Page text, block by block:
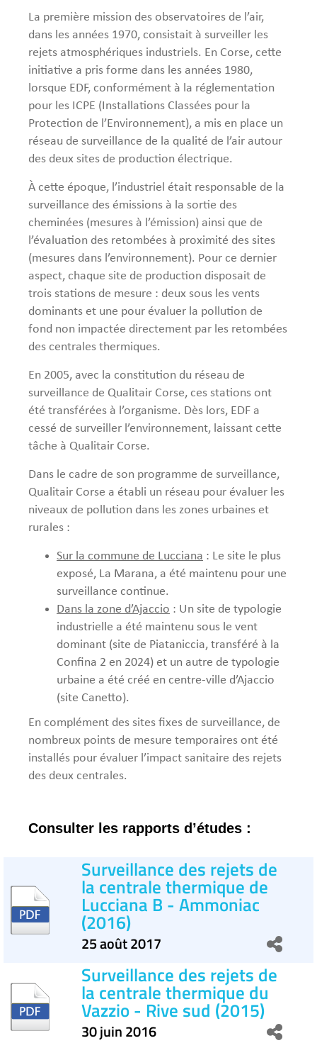
La première mission des observatoires de l’air,
dans les années 1970, consistait à surveiller les
rejets atmosphériques industriels. En Corse, cette
initiative a pris forme dans les années 1980,
lorsque EDF, conformément à la réglementation
pour les ICPE (Installations Classées pour la
Protection de l’Environnement), a mis en place un
réseau de surveillance de la qualité de l’air autour
des deux sites de production électrique.
À cette époque, l’industriel était responsable de la
surveillance des émissions à la sortie des
cheminées (mesures à l’émission) ainsi que de
l’évaluation des retombées à proximité des sites
(mesures dans l’environnement). Pour ce dernier
aspect, chaque site de production disposait de
trois stations de mesure : deux sous les vents
dominants et une pour évaluer la pollution de
fond non impactée directement par les retombées
des centrales thermiques.
En 2005, avec la constitution du réseau de
surveillance de Qualitair Corse, ces stations ont
été transférées à l’organisme. Dès lors, EDF a
cessé de surveiller l’environnement, laissant cette
tâche à Qualitair Corse.
Dans le cadre de son programme de surveillance,
Qualitair Corse a établi un réseau pour évaluer les
niveaux de pollution dans les zones urbaines et
rurales :
Sur la commune de Lucciana : Le site le plus
exposé, La Marana, a été maintenu pour une
surveillance continue.
Dans la zone d’Ajaccio : Un site de typologie
industrielle a été maintenu sous le vent
dominant (site de Piataniccia, transféré à la
Confina 2 en 2024) et un autre de typologie
urbaine a été créé en centre-ville d’Ajaccio
(site Canetto).
En complément des sites fixes de surveillance, de
nombreux points de mesure temporaires ont été
installés pour évaluer l’impact sanitaire des rejets
des deux centrales.
Consulter les rapports d’études :
Surveillance des rejets de
la centrale thermique de
Lucciana B - Ammoniac
(2016)
25 août 2017
Surveillance des rejets de
la centrale thermique du
Vazzio - Rive sud (2015)
30 juin 2016